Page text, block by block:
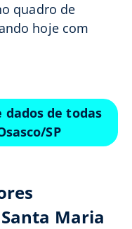
quadro de
hoje com
dados de todas
SP
Maria